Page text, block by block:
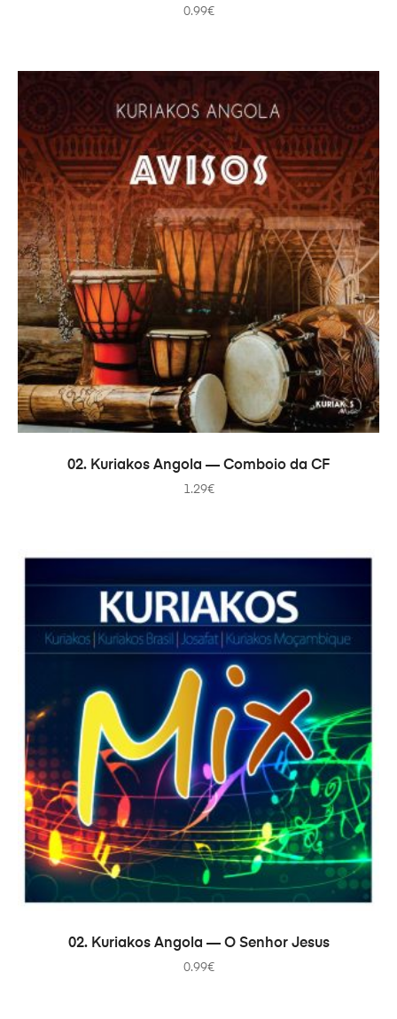
0.99€
В КОРЗИНУ
02. Kuriakos Angola — Comboio da CF
1.29€
В КОРЗИНУ
02. Kuriakos Angola — O Senhor Jesus
0.99€